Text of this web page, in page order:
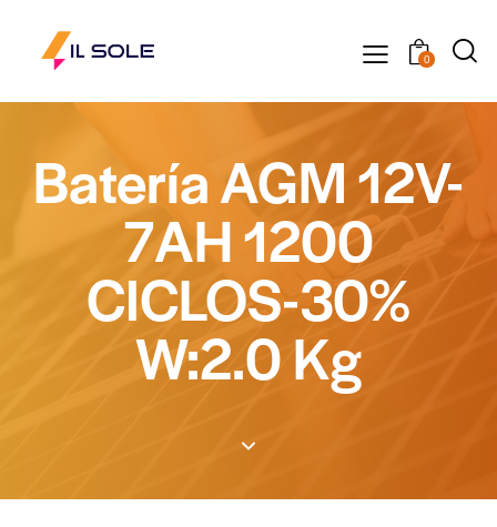
0
Batería AGM 12V-
7AH 1200
CICLOS-30%
W:2.0 Kg